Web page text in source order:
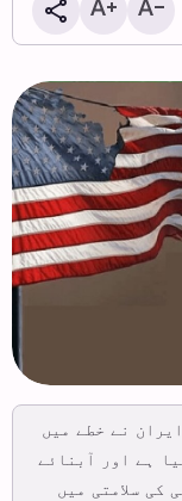
نے خطے میں
ہے اور آبنائے
کی سلامتی میں